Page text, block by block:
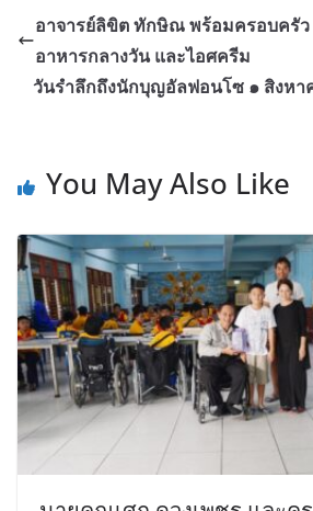
อาจารย์ลิขิต ทักษิณ พร้อมครอบครัว
อาหารกลางวัน และไอศครีม
วันรำลึกถึงนักบุญอัลฟอนโซ ๑ สิงห
You May Also Like